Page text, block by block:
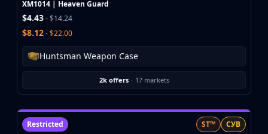
XM1014 | Heaven Guard
$4.43- $14.24
$8.12- $22.00
Huntsman Weapon Case
2k offers · 17 markets
Restricted ST™ СУВ